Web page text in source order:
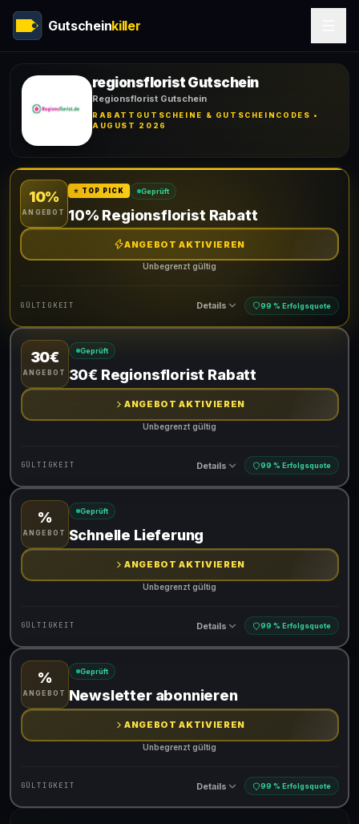
Gutscheinkiller
regionsflorist Gutschein
Regionsflorist Gutschein
RABATTGUTSCHEINE & GUTSCHEINCODES •
AUGUST 2026
10%
ANGEBOT
⭐ TOP PICK Geprüft
10% Regionsflorist Rabatt
ANGEBOT AKTIVIEREN
Unbegrenzt gültig
GÜLTIGKEIT Details 99 % Erfolgsquote
Gültig für teilnehmende Produkte
30€
ANGEBOT
Geprüft
30€ Regionsflorist Rabatt
ANGEBOT AKTIVIEREN
Unbegrenzt gültig
GÜLTIGKEIT Details 99 % Erfolgsquote
Gültig für teilnehmende Produkte
%
ANGEBOT
Geprüft
Schnelle Lieferung
ANGEBOT AKTIVIEREN
Unbegrenzt gültig
GÜLTIGKEIT Details 99 % Erfolgsquote
Gültig für teilnehmende Produkte
%
ANGEBOT
Geprüft
Newsletter abonnieren
ANGEBOT AKTIVIEREN
Unbegrenzt gültig
GÜLTIGKEIT Details 99 % Erfolgsquote